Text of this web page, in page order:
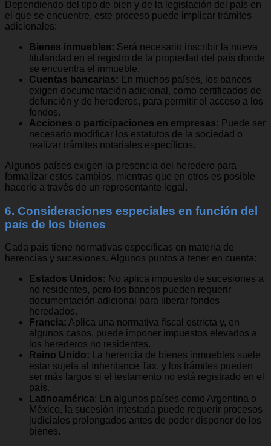
Dependiendo del tipo de bien y de la legislación del país en
el que se encuentre, este proceso puede implicar trámites
adicionales:
Bienes inmuebles: Será necesario inscribir la nueva
titularidad en el registro de la propiedad del país donde
se encuentra el inmueble.
Cuentas bancarias: En muchos países, los bancos
exigen documentación adicional, como certificados de
defunción y de herederos, para permitir el acceso a los
fondos.
Acciones o participaciones en empresas: Puede ser
necesario modificar los estatutos de la sociedad o
realizar trámites notariales específicos.
Algunos países exigen la presencia del heredero para
formalizar estos cambios, mientras que en otros es posible
hacerlo a través de un representante legal.
6. Consideraciones especiales en función del
país de los bienes
Cada país tiene normativas específicas en materia de
herencias y sucesiones. Algunos puntos a tener en cuenta:
Estados Unidos: No aplica impuesto de sucesiones a
no residentes, pero los bancos pueden requerir
documentación adicional para liberar fondos
heredados.
Francia: Aplica una normativa fiscal estricta y, en
algunos casos, puede imponer impuestos elevados a
los herederos no residentes.
Reino Unido: La herencia de bienes inmuebles suele
estar sujeta al Inheritance Tax, y los trámites pueden
ser más largos si el testamento no está registrado en el
país.
Latinoamérica: En algunos países como Argentina o
México, la sucesión intestada puede requerir procesos
judiciales prolongados antes de poder disponer de los
bienes.